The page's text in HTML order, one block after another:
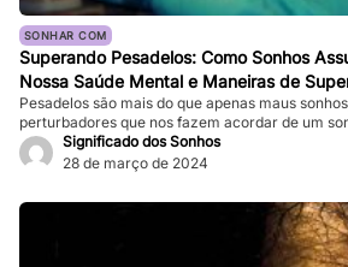
SONHAR COM
Superando Pesadelos: Como Sonhos
Nossa Saúde Mental e Maneiras de
Pesadelos são mais do que apenas maus
perturbadores que nos fazem acordar de um
ser tão vívidos e assustadores que fazem nosso
sensação de medo persiste mesmo depois de
impactar significativamente nossa […]
Significado dos Sonhos
28 de março de 2024